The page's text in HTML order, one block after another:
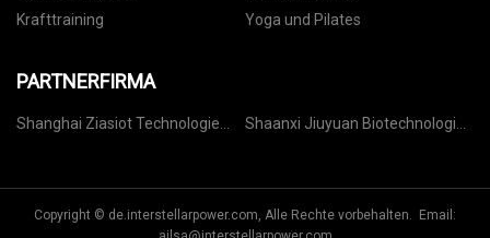
Krafttraining
Yoga und Pilates
PARTNERFIRMA
Shanghai Ziasiot Technologie
Shaanxi Jiuyuan Biotechnologie
Copyright © de.interstellarpower.com, Alle Rechte vorbehalten. Email: